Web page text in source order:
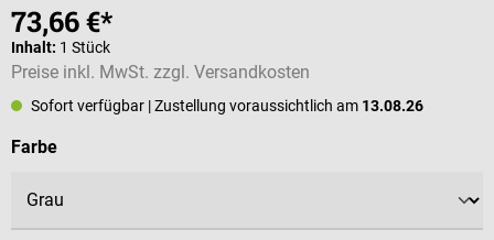
73,66 €*
Inhalt: 1 Stück
Preise inkl. MwSt. zzgl. Versandkosten
Sofort verfügbar | Zustellung voraussichtlich am 13.08.26
Farbeauswählen